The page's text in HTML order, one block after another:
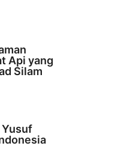
Api yang
Silam
Yusuf